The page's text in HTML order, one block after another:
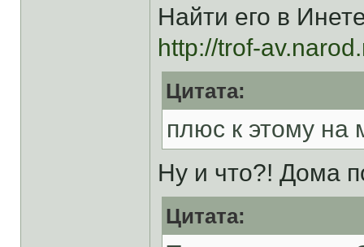
Найти его в
http://trof-
Цитата:
плюс к этому на
Ну и что?! Дома
Цитата: